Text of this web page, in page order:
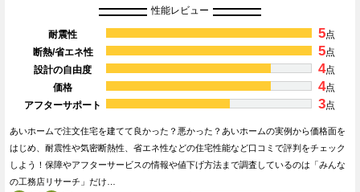
性能レビュー
耐震性 5点
断熱/省エネ性
5点
設計の自由度
4点
価格
4点
アフターサポート
3点
あいホームで注文住宅を建てて良かった？悪かった？あいホームの実例から価格面を
はじめ、耐震性や気密断熱性、省エネ性などの住宅性能など口コミで評判をチェック
しよう！保障やアフターサービスの情報や値下げ方法まで調査しているのは「みんな
の工務店リサーチ」だけ…